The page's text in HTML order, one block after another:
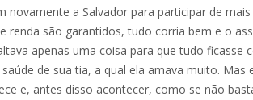
novamente a Salvador para participar de
renda são garantidos, tudo corria bem e o
apenas uma coisa para que tudo ficasse
de sua tia, a qual ela amava muito. Mas
e, antes disso acontecer, como se não